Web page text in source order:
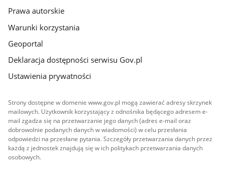
Prawa autorskie
Warunki korzystania
Geoportal
Deklaracja dostępności serwisu Gov.pl
Ustawienia prywatności
Strony dostępne w domenie www.gov.pl mogą zawierać adresy skrzynek
mailowych. Użytkownik korzystający z odnośnika będącego adresem e-
mail zgadza się na przetwarzanie jego danych (adres e-mail oraz
dobrowolnie podanych danych w wiadomości) w celu przesłania
odpowiedzi na przesłane pytania. Szczegóły przetwarzania danych przez
każdą z jednostek znajdują się w ich politykach przetwarzania danych
osobowych.